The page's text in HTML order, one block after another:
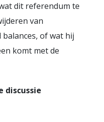
dit referendum te
van
balances, of wat hij
komt met de
discussie